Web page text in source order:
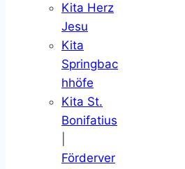
Kita Herz
Jesu
Kita
Springbac
hhöfe
Kita St.
Bonifatius
Förderver